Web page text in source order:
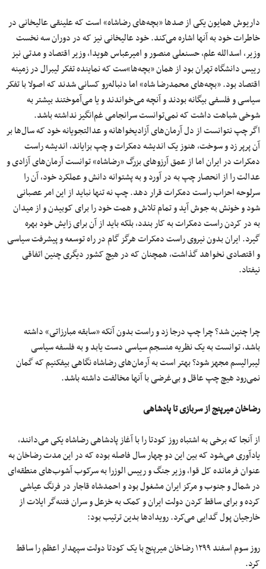
داریوش همایون یکی از صدها «بچه‌های رضاشاه» است که علینقی عالیخانی در
خاطرات خود به آنها اشاره می‌کند. خود عالیخانی نیز که در دوران سه نخست
وزیر، اسدالله علم، حسنعلی منصور و امیرعباس هویدا، وزیر اقتصاد و مدتی نیز
رییس دانشگاه تهران بود از همان «بچه‌ها»ست که نماینده تفکر لیبرال در زمینه
اقتصاد بود. «بچه‌های محمدرضا شاه» اما دنباله‌رو کسانی شدند که اصولا با تفکر
سیاسی و فلسفی بیگانه بودند و آنچه می‌خواندند و یا می‌آموختند بیشتر به
شوخی شباهت داشت که نمی‌توانست سرانجامی‌ غم‌انگیز نداشته باشد.
اگر چپ نتوانست از دل آرمان‌های آزادیخواهانه و عدالتجویانه خود که سال‌ها بر
آن پرپر زد و سوخت، هنوز یک اندیشه دمکرات و چپ بزایاند، اندیشه راست
دمکرات در ایران اما از عمق آرزوهای بزرگ «رضاشاه» توانست آرمان‌های آزادی و
عدالت را از انحصار چپ به در آورد و به پشتوانه دانش و عملکرد خود، آن را
سرلوحه احزاب راست دمکرات قرار دهد. چپ نه تنها نباید از این امر عصبانی
شود و خونش به جوش آید و تمام تلاش و همت خود را برای کوبیدن و از میدان
به در کردن راست دمکرات به کار بندد، بلکه باید از آن برای زایش خود بهره
گیرد. ایران بدون نیروی راست دمکرات هرگز گام در راه توسعه و پیشرفت سیاسی
و اقتصادی نخواهد گذاشت، همچنان که در هیچ کشور دیگری چنین اتفاقی
نیفتاد.
چرا چنین شد؟ چرا چپ درجا زد و راست بدون آنکه «سابقه مبارزاتی» داشته
باشد، توانست به یک نظریه منسجم سیاسی دست یابد و به فلسفه سیاسی
لیبرالیسم مجهز شود؟ بهتر است به آرمان‌های رضاشاه نگاهی بیفکنیم که گمان
نمی‌رود هیچ چپ عاقل و بی‌غرضی با آنها مخالفت داشته باشد.
رضاخان میرپنج از سربازی تا پادشاهی
از آنجا که برخی به اشتباه روز کودتا را با آغاز پادشاهی رضاشاه یکی می‌دانند،
یادآوری می‌شود که بین این دو چهار سال فاصله بوده که در این مدت رضاخان به
عنوان فرمانده کل قوا، وزیر جنگ و رییس الوزرا به سرکوب آشوب‌های منطقه‌ای
در شمال و جنوب و مرکز ایران مشغول بود و احمدشاه قاجار در فرنگ عیاشی
کرده و برای ساقط کردن دولت ایران و کمک به خزعل و سران فتنه‌گر ایلات از
خارجیان پول گدایی می‌کرد. رویدادها بدین ترتیب بود:
روز سوم اسفند ۱۲۹۹ رضاخان میرپنج با یک کودتا دولت سپهدار اعظم را ساقط
کرد.